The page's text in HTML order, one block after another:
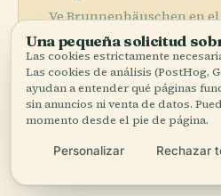
Ve Brunnenhäuschen en el
mapa y descubre qué hay
cerca.
Una pequeña solicitud
Las cookies estrictamente
Las cookies de análisis (PostHog,
ayudan a entender qué páginas
sin anuncios ni venta de datos.
momento desde el pie de página.
Personalizar Rechazar